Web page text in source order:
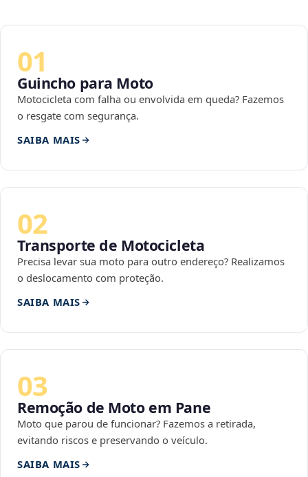
01
Guincho para Moto
Motocicleta com falha ou envolvida em queda? Fazemos
o resgate com segurança.
SAIBA MAIS
02
Transporte de Motocicleta
Precisa levar sua moto para outro endereço? Realizamos
o deslocamento com proteção.
SAIBA MAIS
03
Remoção de Moto em Pane
Moto que parou de funcionar? Fazemos a retirada,
evitando riscos e preservando o veículo.
SAIBA MAIS